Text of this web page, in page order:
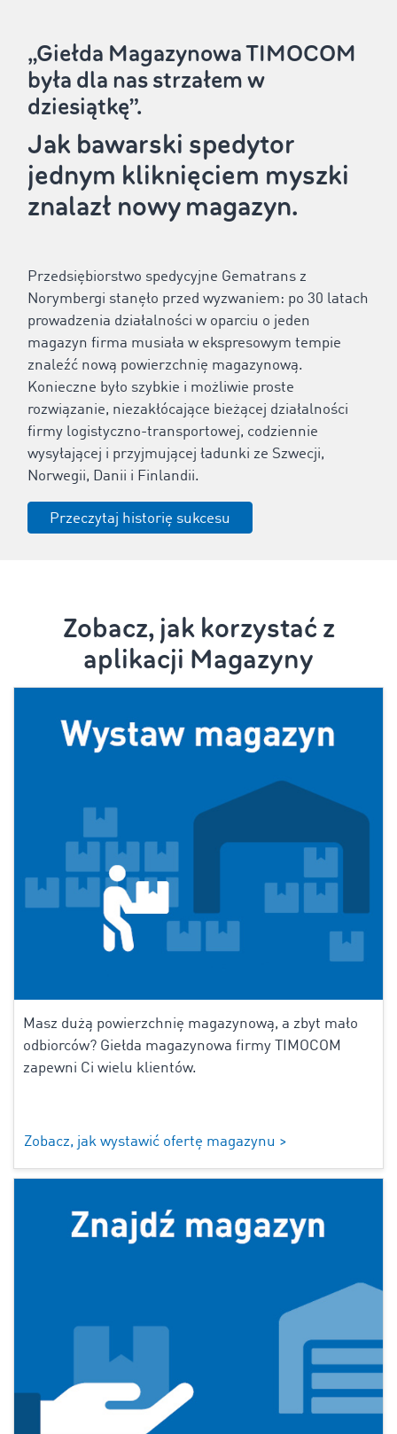
„Giełda Magazynowa TIMOCOM
była dla nas strzałem w
dziesiątkę”.
Jak bawarski spedytor
jednym kliknięciem myszki
znalazł nowy magazyn.
Przedsiębiorstwo spedycyjne Gematrans z
Norymbergi stanęło przed wyzwaniem: po 30 latach
prowadzenia działalności w oparciu o jeden
magazyn firma musiała w ekspresowym tempie
znaleźć nową powierzchnię magazynową.
Konieczne było szybkie i możliwie proste
rozwiązanie, niezakłócające bieżącej działalności
firmy logistyczno-transportowej, codziennie
wysyłającej i przyjmującej ładunki ze Szwecji,
Norwegii, Danii i Finlandii.
Przeczytaj historię sukcesu
Zobacz, jak korzystać z
aplikacji Magazyny
Masz dużą powierzchnię magazynową, a zbyt mało
odbiorców? Giełda magazynowa firmy TIMOCOM
zapewni Ci wielu klientów.
Zobacz, jak wystawić ofertę magazynu >